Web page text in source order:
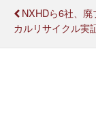
NXHDら6社、廃
カルリサイクル実